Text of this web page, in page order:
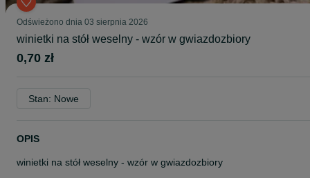
Odświeżono dnia 03 sierpnia 2026
winietki na stół weselny - wzór w gwiazdozbiory
0,70 zł
Stan: Nowe
OPIS
winietki na stół weselny - wzór w gwiazdozbiory